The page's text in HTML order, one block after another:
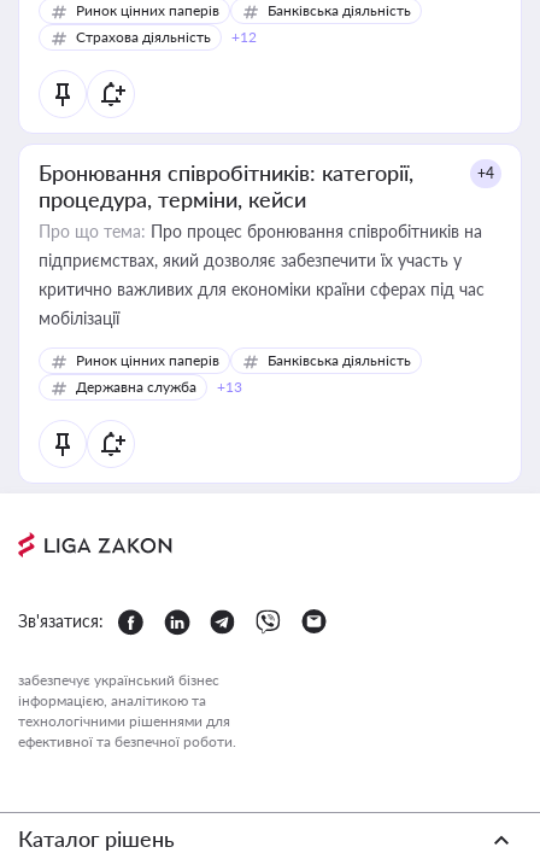
Ринок цінних паперів
Банківська діяльність
Страхова діяльність
+12
Бронювання співробітників: категорії,
процедура, терміни, кейси
+4
Про що тема: Про процес бронювання співробітників на
підприємствах, який дозволяє забезпечити їх участь у
критично важливих для економіки країни сферах під час
мобілізації
Ринок цінних паперів
Банківська діяльність
Державна служба
+13
Зв'язатися:
забезпечує український бізнес
інформацією, аналітикою та
технологічними рішеннями для
ефективної та безпечної роботи.
Каталог рішень